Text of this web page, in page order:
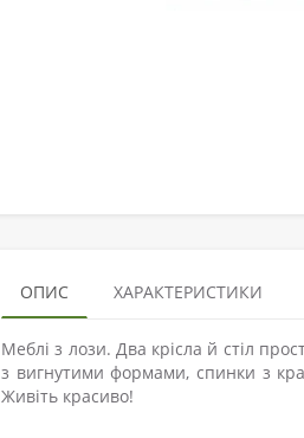
ОПИС ХАРАКТЕРИСТИКИ
Меблі з лози. Два крісла й стіл
з вигнутими формами, спинки з
Живіть красиво!